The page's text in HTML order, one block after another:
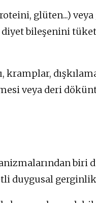
glüten...)
diyet bileşenini
kramplar,
veya deri
biri
duygusal